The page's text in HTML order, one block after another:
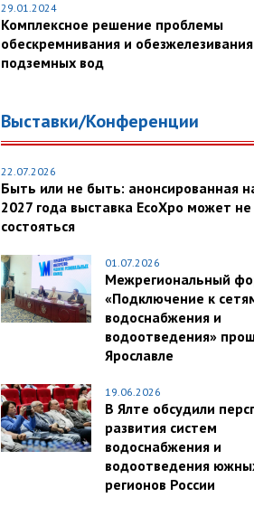
29.01.2024
Комплексное решение проблемы
обескремнивания и обезжелезивания
подземных вод
Выставки/Конференции
22.07.2026
Быть или не быть: анонсированная
2027 года выставка EcoXpo может не
состояться
01.07.2026
Межрегиональный
«Подключение к
водоснабжения и
водоотведения»
Ярославле
19.06.2026
В Ялте обсудили
развития систем
водоснабжения и
водоотведения
регионов России